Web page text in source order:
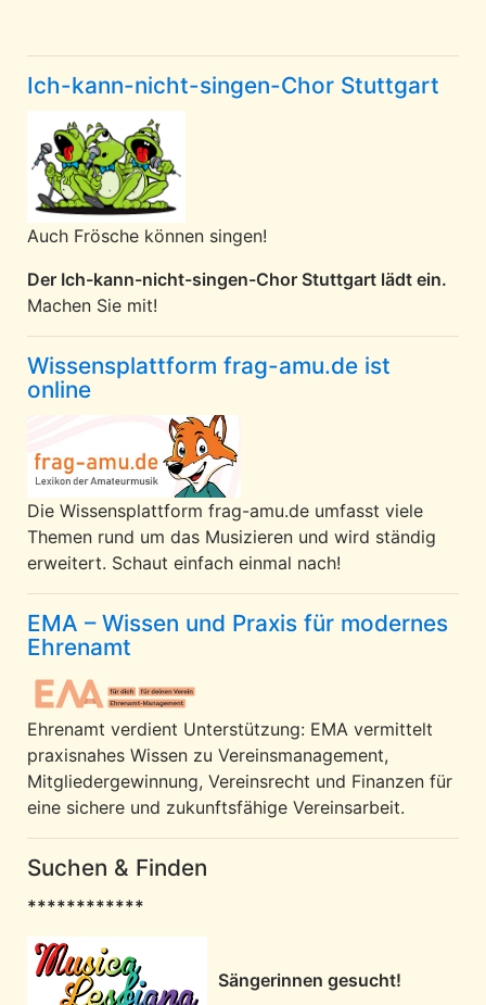
Ich-kann-nicht-singen-Chor Stuttgart
Auch Frösche können singen!
Der Ich-kann-nicht-singen-Chor Stuttgart lädt ein.
Machen Sie mit!
Wissensplattform frag-amu.de ist
online
Die Wissensplattform frag-amu.de umfasst viele
Themen rund um das Musizieren und wird ständig
erweitert. Schaut einfach einmal nach!
EMA – Wissen und Praxis für modernes
Ehrenamt
Ehrenamt verdient Unterstützung: EMA vermittelt
praxisnahes Wissen zu Vereinsmanagement,
Mitgliedergewinnung, Vereinsrecht und Finanzen für
eine sichere und zukunftsfähige Vereinsarbeit.
Suchen & Finden
************
Sängerinnen gesucht!